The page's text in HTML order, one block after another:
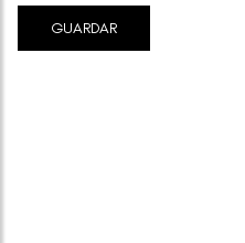
GUARDAR